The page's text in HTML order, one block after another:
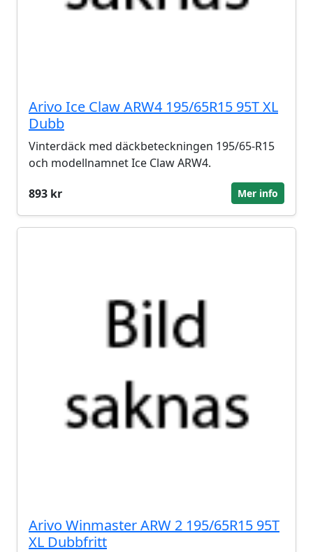
Arivo Ice Claw ARW4 195/65R15 95T XL
Dubb
Vinterdäck med däckbeteckningen 195/65-R15
och modellnamnet Ice Claw ARW4.
893 kr
Mer info
Arivo Winmaster ARW 2 195/65R15 95T
XL Dubbfritt